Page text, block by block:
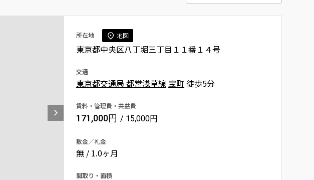
当社限定(港区・渋谷区以外)
所在地 地図
東京都中央区八丁堀三丁目１１番１４号
交通
東京都交通局 都営浅草線 宝町徒歩5分
賃料・管理費・共益費
171,000円 / 15,000円
敷金／礼金
無 / 1.0ヶ月
間取り・面積